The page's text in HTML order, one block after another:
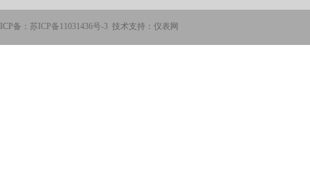
ICP备： 苏ICP备11031436号-3 技术支持：仪表网